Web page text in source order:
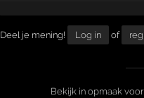
Deel je mening! Log in of
Bekijk in opmaak